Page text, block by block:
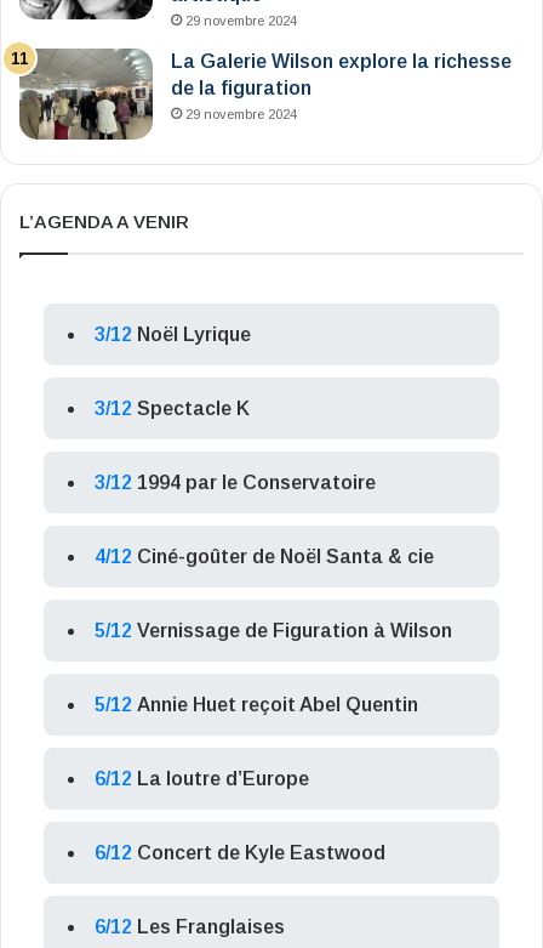
29 novembre 2024
La Galerie Wilson explore la richesse
de la figuration
29 novembre 2024
L’AGENDA A VENIR
3/12 Noël Lyrique
3/12 Spectacle K
3/12 1994 par le Conservatoire
4/12 Ciné-goûter de Noël Santa & cie
5/12 Vernissage de Figuration à Wilson
5/12 Annie Huet reçoit Abel Quentin
6/12 La loutre d’Europe
6/12 Concert de Kyle Eastwood
6/12 Les Franglaises